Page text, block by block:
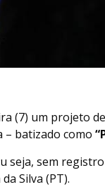
(7) um projeto
– batizado como
seja, sem
Silva (PT).